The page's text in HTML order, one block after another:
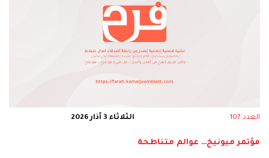
العدد 107 الثلاثاء 3 آذار 2026
مؤتمر ميونيخ… عوالم متناطحة